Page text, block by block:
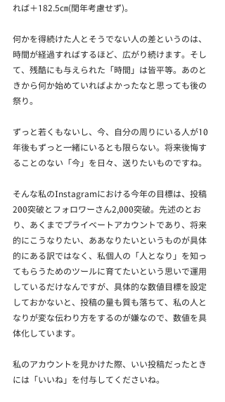
れば＋182.5㎝(閏年考慮せず)。
何かを得続けた人とそうでない人の差というのは、
時間が経過すればするほど、広がり続けます。そし
て、残酷にも与えられた「時間」は皆平等。あのと
きから何か始めていればよかったなと思っても後の
祭り。
ずっと若くもないし、今、自分の周りにいる人が10
年後もずっと一緒にいるとも限らない。将来後悔す
ることのない「今」を日々、送りたいものですね。
そんな私のInstagramにおける今年の目標は、投稿
200突破とフォロワーさん2,000突破。先述のとお
り、あくまでプライベートアカウントであり、将来
的にこうなりたい、ああなりたいというものが具体
的にある訳ではなく、私個人の「人となり」を知っ
てもらうためのツールに育てたいという思いで運用
しているだけなんですが、具体的な数値目標を設定
しておかないと、投稿の量も質も落ちて、私の人と
なりが変な伝わり方をするのが嫌なので、数値を具
体化しています。
私のアカウントを見かけた際、いい投稿だったとき
には「いいね」を付与してくださいね。